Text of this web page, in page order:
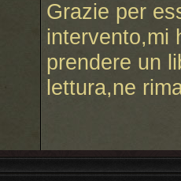
Grazie per
intervento,mi
prendere un
lettura,ne